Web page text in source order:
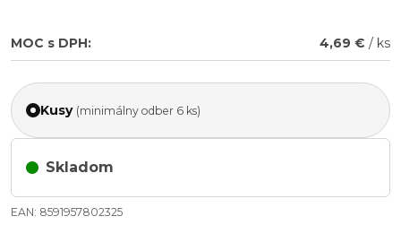
MOC s DPH: 4,69 € / ks
Kusy (minimálny odber 6 ks)
Skladom
EAN: 8591957802325